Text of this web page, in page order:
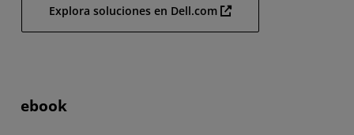
Explora soluciones en Dell.com
ebook